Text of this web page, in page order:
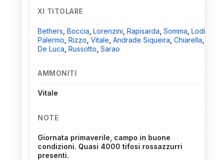
XI TITOLARE
Bethers Boccia Lorenzini Rapisarda Somma Lodi
Palermo Rizzo Vitale Andrade Siqueira Chiarella
De Luca Russotto Sarao
AMMONITI
Vitale
NOTE
Giornata primaverile, campo in buone
condizioni. Quasi 4000 tifosi rossazzurri
presenti.